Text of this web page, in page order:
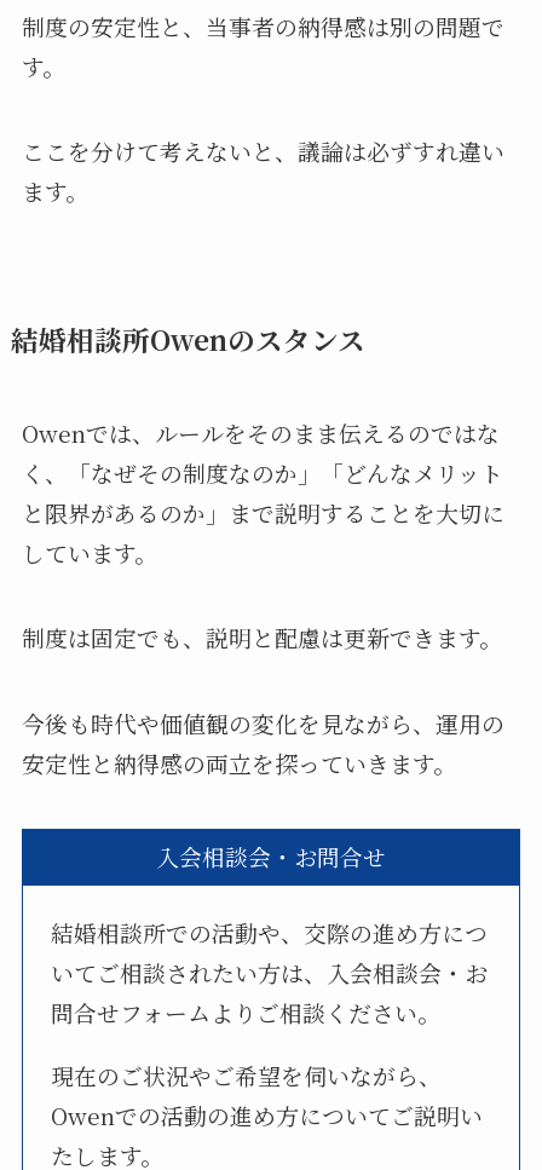
制度の安定性と、当事者の納得感は別の問題で
す。
ここを分けて考えないと、議論は必ずすれ違い
ます。
結婚相談所Owenのスタンス
Owenでは、ルールをそのまま伝えるのではな
く、「なぜその制度なのか」「どんなメリット
と限界があるのか」まで説明することを大切に
しています。
制度は固定でも、説明と配慮は更新できます。
今後も時代や価値観の変化を見ながら、運用の
安定性と納得感の両立を探っていきます。
入会相談会・お問合せ
結婚相談所での活動や、交際の進め方につ
いてご相談されたい方は、入会相談会・お
問合せフォームよりご相談ください。
現在のご状況やご希望を伺いながら、
Owenでの活動の進め方についてご説明い
たします。